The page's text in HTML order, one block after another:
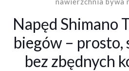
Napęd Shimano
biegów – prosto,
bez zbędnych